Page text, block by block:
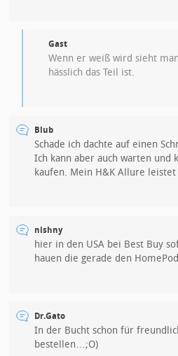
Gast
Wenn er weiß wird sieht
hässlich das Teil ist.
Blub
Schade ich dachte auf einen
Ich kann aber auch warten und
kaufen. Mein H&K Allure
nishny
hier in den USA bei Best Buy
hauen die gerade den
Dr.Gato
In der Bucht schon für
bestellen…;O)